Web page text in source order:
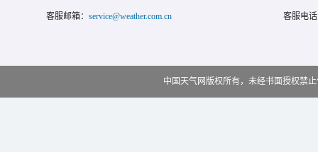
客服邮箱： service@weather.com.cn 客服电
中国天气网版权所有，未经书面授权